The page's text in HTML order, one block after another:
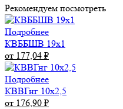
Рекомендуем посмотреть
Подробнее
КВББШВ 19х1
от 177,04 ₽
Подробнее
КВВГнг 10х2,5
от 176,90 ₽